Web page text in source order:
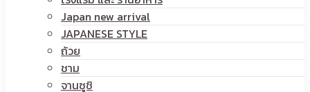
Japan new arrival
JAPANESE STYLE
ถ้วย
ชาม
จานซูชิ